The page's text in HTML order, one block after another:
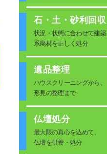
石・土・砂利回収
状況・状態に合わせて建築
系廃材を正しく処分
遺品整理
ハウスクリーニングから、
形見の整理まで
仏壇処分
最大限の真心を込めて、
仏壇を供養・処分